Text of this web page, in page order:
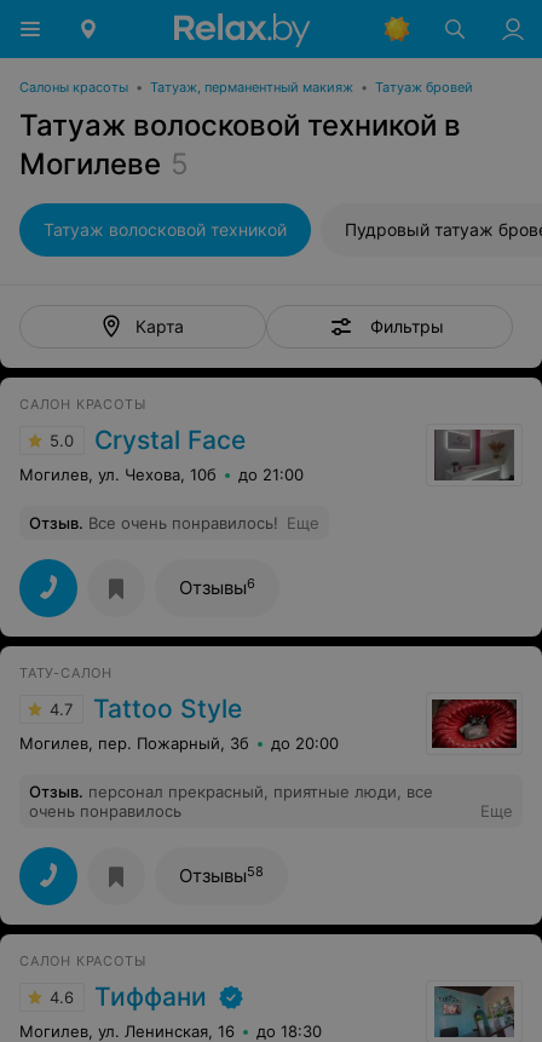
Салоны красоты • Татуаж, перманентный макияж • Татуаж бровей
Татуаж волосковой техникой в
Могилеве 5
Татуаж волосковой техникой Пудровый татуаж
Карта Фильтры
САЛОН КРАСОТЫ
5.0 Crystal Face
Могилев, ул. Чехова, 10б до 21:00
Отзыв. Все очень понравилось! Еще
Отзывы6
ТАТУ-САЛОН
4.7 Tattoo Style
Могилев, пер. Пожарный, 3б до 20:00
Отзыв. персонал прекрасный, приятные люди, все
очень понравилось
Еще
Отзывы58
САЛОН КРАСОТЫ
4.6 Тиффани
Могилев, ул. Ленинская, 16 до 18:30